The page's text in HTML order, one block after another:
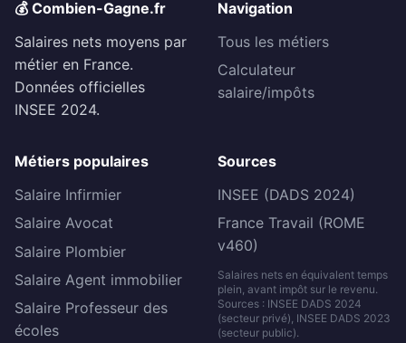
💰 Combien-Gagne.fr
Salaires nets moyens par
métier en France.
Données officielles
INSEE 2024.
Navigation
Tous les métiers
Calculateur
salaire/impôts
Métiers populaires
Salaire Infirmier
Salaire Avocat
Salaire Plombier
Salaire Agent immobilier
Salaire Professeur des
écoles
Sources
INSEE (DADS 2024)
France Travail (ROME
v460)
Salaires nets en équivalent temps
plein, avant impôt sur le revenu.
Sources : INSEE DADS 2024
(secteur privé), INSEE DADS 2023
(secteur public).